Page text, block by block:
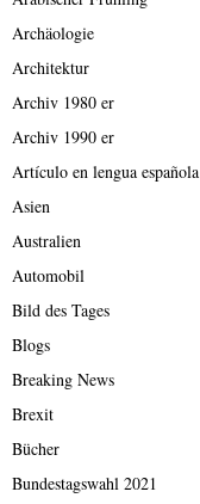
Archäologie
Architektur
Archiv 1980 er
Archiv 1990 er
Artículo en lengua española
Asien
Australien
Automobil
Bild des Tages
Blogs
Breaking News
Brexit
Bücher
Bundestagswahl 2021